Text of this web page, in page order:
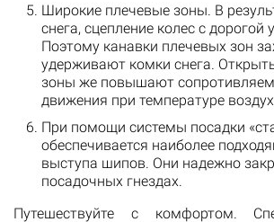
Широкие плечевые зоны. В
снега, сцепление колес с дорогой
Поэтому канавки плечевых зон
удерживают комки снега.
зоны же повышают
движения при температуре
При помощи системы посадки
обеспечивается наиболее
выступа шипов. Они надежно
посадочных гнездах.
Путешествуйте с комфортом.